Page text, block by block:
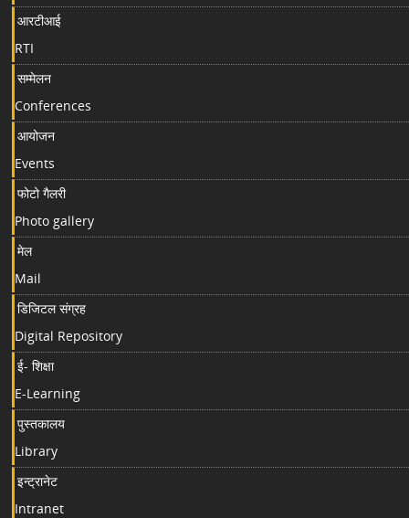
आरटीआई
RTI
सम्मेलन
Conferences
आयोजन
Events
फोटो गैलरी
Photo gallery
मेल
Mail
डिजिटल संग्रह
Digital Repository
ई- शिक्षा
E-Learning
पुस्तकालय
Library
इन्ट्रानेट
Intranet